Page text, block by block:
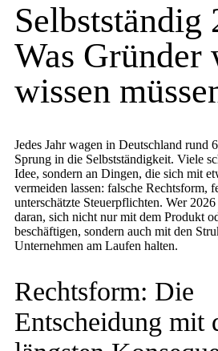
Selbstständig
Was
wissen
Jedes Jahr wagen in Deutschland rund
Sprung in die Selbstständigkeit. Viele
Idee, sondern an Dingen, die sich mit
vermeiden lassen: falsche Rechtsform,
unterschätzte Steuerpflichten. Wer
daran, sich nicht nur mit dem Produkt
beschäftigen, sondern auch mit den
Unternehmen am Laufen halten.
Rechtsform: Die
Entscheidung mit